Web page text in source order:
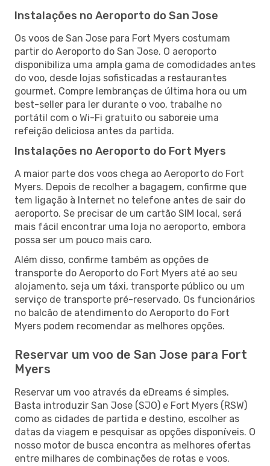
Instalações no Aeroporto do San Jose
Os voos de San Jose para Fort Myers costumam
partir do Aeroporto do San Jose. O aeroporto
disponibiliza uma ampla gama de comodidades antes
do voo, desde lojas sofisticadas a restaurantes
gourmet. Compre lembranças de última hora ou um
best-seller para ler durante o voo, trabalhe no
portátil com o Wi-Fi gratuito ou saboreie uma
refeição deliciosa antes da partida.
Instalações no Aeroporto do Fort Myers
A maior parte dos voos chega ao Aeroporto do Fort
Myers. Depois de recolher a bagagem, confirme que
tem ligação à Internet no telefone antes de sair do
aeroporto. Se precisar de um cartão SIM local, será
mais fácil encontrar uma loja no aeroporto, embora
possa ser um pouco mais caro.
Além disso, confirme também as opções de
transporte do Aeroporto do Fort Myers até ao seu
alojamento, seja um táxi, transporte público ou um
serviço de transporte pré-reservado. Os funcionários
no balcão de atendimento do Aeroporto do Fort
Myers podem recomendar as melhores opções.
Reservar um voo de San Jose para Fort
Myers
Reservar um voo através da eDreams é simples.
Basta introduzir San Jose (SJO) e Fort Myers (RSW)
como as cidades de partida e destino, escolher as
datas da viagem e pesquisar as opções disponíveis. O
nosso motor de busca encontra as melhores ofertas
entre milhares de combinações de rotas e voos.